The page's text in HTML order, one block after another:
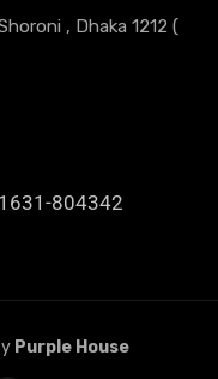
, Dhaka 1212 (
804342
Purple House